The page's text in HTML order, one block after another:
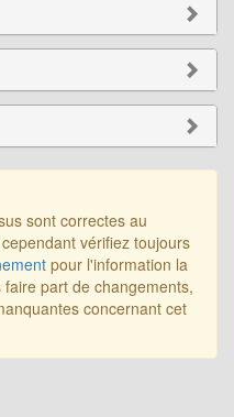
sont correctes au
vérifiez toujours
pour l'information la
part de changements,
concernant cet